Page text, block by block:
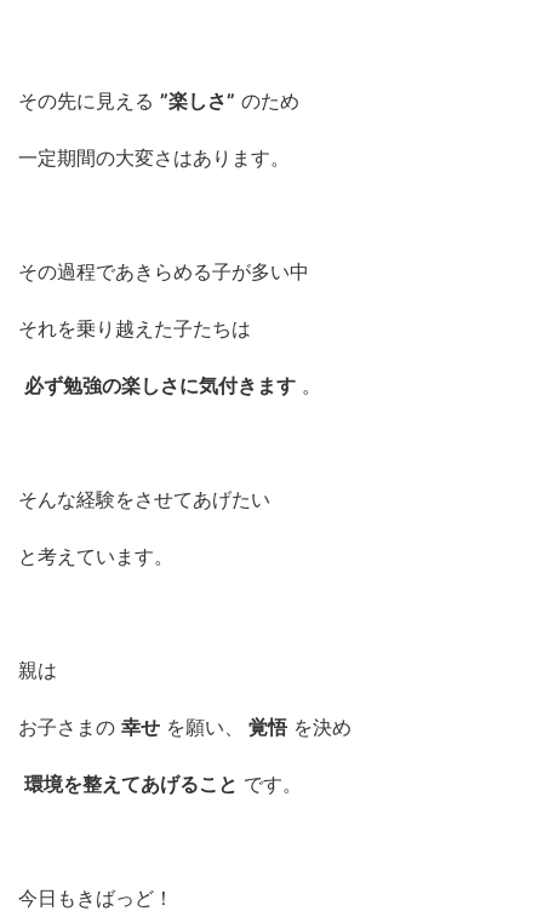
その先に見える ”楽しさ” のため
一定期間の大変さはあります。
その過程であきらめる子が多い中
それを乗り越えた子たちは
必ず勉強の楽しさに気付きます 。
そんな経験をさせてあげたい
と考えています。
親は
お子さまの 幸せ を願い、 覚悟 を決め
環境を整えてあげること です。
今日もきばっど！